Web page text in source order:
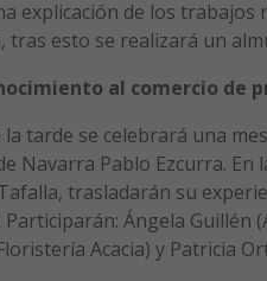
explicación de los
tras esto se realizará un
al comercio de
la tarde se celebrará una
Navarra Pablo Ezcurra.
trasladarán su
Ángela Guillén
Acacia) y Patricia